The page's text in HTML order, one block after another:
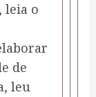
leia o
de
leu